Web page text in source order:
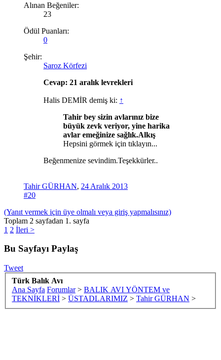
Alınan Beğeniler:
23
Ödül Puanları:
0
Şehir:
Saroz Körfezi
Cevap: 21 aralık levrekleri
Halis DEMİR demiş ki: ↑
Tahir bey sizin avlarınız bize
büyük zevk veriyor, yine harika
avlar emeğinize sağlık.Alkış
Hepsini görmek için tıklayın...
Beğenmenize sevindim.Teşekkürler..
Tahir GÜRHAN, 24 Aralık 2013
#20
(Yanıt vermek için üye olmalı veya giriş yapmalısınız)
Toplam 2 sayfadan 1. sayfa
1 2 İleri >
Bu Sayfayı Paylaş
Tweet
Türk Balık Avı
Ana Sayfa Forumlar > BALIK AVI YÖNTEM ve
TEKNİKLERİ > ÜSTADLARIMIZ > Tahir GÜRHAN >